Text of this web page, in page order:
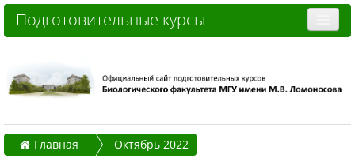
Подготовительные курсы
Дистанционные курсы
Стоимость
Главная
Октябрь 2022